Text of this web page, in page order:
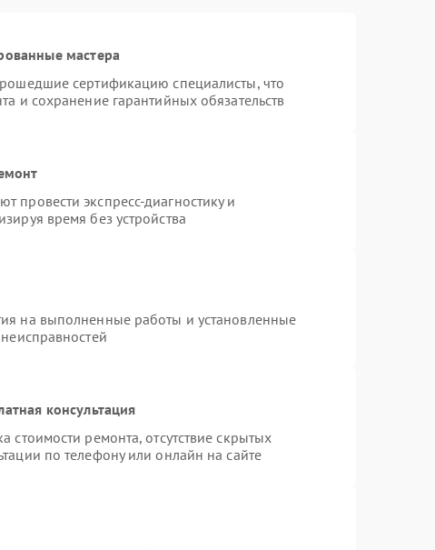
мастера
сертификацию специалисты, что
и сохранение гарантийных обязательств
провести экспресс-диагностику и
время без устройства
на выполненные работы и установленные
консультация
стоимости ремонта, отсутствие скрытых
по телефону или онлайн на сайте